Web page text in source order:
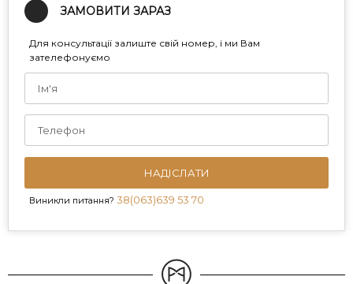
ЗАМОВИТИ ЗАРАЗ
Для консультації залиште свій номер, і ми Вам
зателефонуємо
НАДІСЛАТИ
Виникли питання? 38(063)639 53 70